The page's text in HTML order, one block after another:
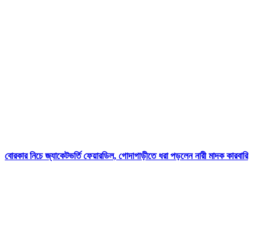
বোরকার নিচে জ্যাকেটভর্তি ফেয়ারডিল, গোদাগাড়ীতে ধরা পড়লেন নারী মাদক কারবারি